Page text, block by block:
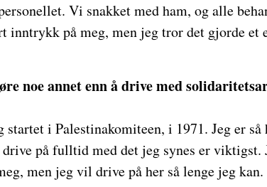
Vi snakket med ham, og alle
på meg, men jeg tror det gjorde et
noe annet enn å drive med
i Palestinakomiteen, i 1971. Jeg er så
på fulltid med det jeg synes er viktigst.
men jeg vil drive på her så lenge jeg